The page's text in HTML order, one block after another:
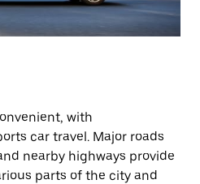
with
car travel. Major roads
nearby highways provide
parts of the city and